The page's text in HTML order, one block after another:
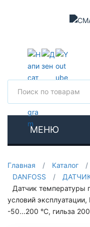
МЕНЮ
Главная / Каталог /
DANFOSS
/
Датчик температуры
условий
-50...200 °C, гильза